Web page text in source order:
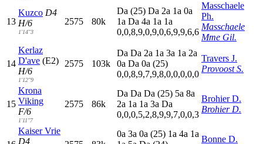
13
Kuzco D4
H/6
1'14"3
2575 80k
Da (25) Da 2a 1a 0a
1a Da 4a 1a 1a
0,0,8,9,0,9,0,6,9,9,6,6
Masschaele
Ph.
Masschaele
Mme Gil.
14
Kerlaz
D'ave (E2)
H/6
1'12"9
2575 103k
Da Da 2a 1a 3a 1a 2a
0a Da 0a (25)
0,0,8,9,7,9,8,0,0,0,0,0
Travers J.
Provoost S.
15
Krona
Viking
F/6
1'11"7
2575 86k
Da Da Da (25) 5a 8a
2a 1a 1a 3a Da
0,0,0,5,2,8,9,9,7,0,0,3
Brohier D.
Brohier D.
Kaiser Vrie
D4
0a 3a 0a (25) 1a 4a 1a
Bonne D.